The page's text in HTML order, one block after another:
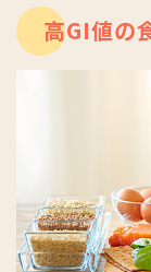
高GI値の